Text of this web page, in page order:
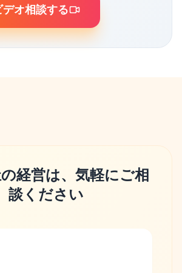
オ相談する
経営は、気軽にご相
談ください